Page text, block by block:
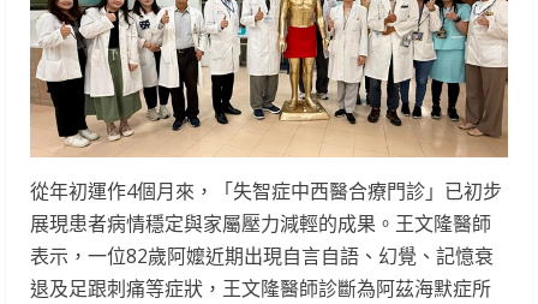
從年初運作4個月來，「失智症中西醫合療門診」已初步
展現患者病情穩定與家屬壓力減輕的成果。王文隆醫師
表示，一位82歲阿嬤近期出現自言自語、幻覺、記憶衰
退及足跟刺痛等症狀，王文隆醫師診斷為阿茲海默症所